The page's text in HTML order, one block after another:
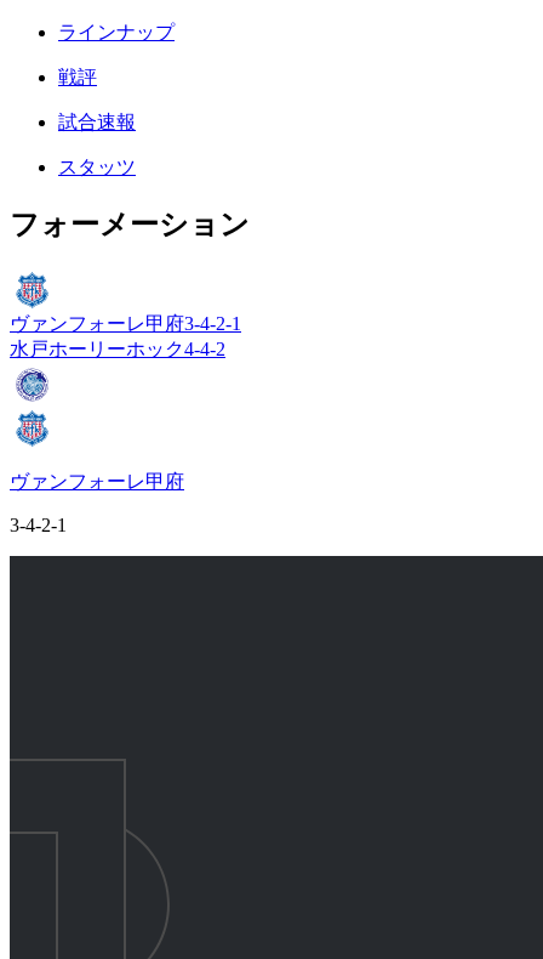
ラインナップ
戦評
試合速報
スタッツ
フォーメーション
ヴァンフォーレ甲府3-4-2-1
水戸ホーリーホック4-4-2
ヴァンフォーレ甲府
3-4-2-1